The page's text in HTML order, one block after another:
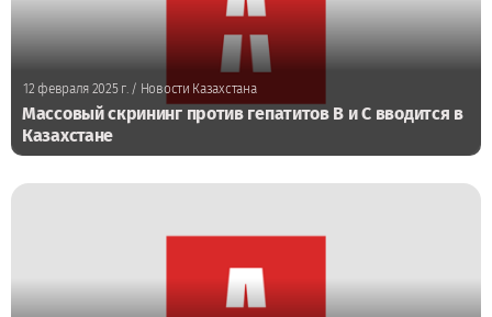
12 февраля 2025 г./ Новости Казахстана
Массовый скрининг против гепатитов B и C вводится в
Казахстане